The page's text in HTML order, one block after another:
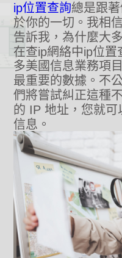
ip位置查詢總是跟
於你的一切。我相
告訴我，為什麼大
在查ip網絡中ip位
多美國信息業務項
最重要的數據。不
們將嘗試糾正這種
的 IP 地址，您就
信息。